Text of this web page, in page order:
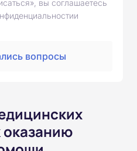
вы соглашаетесь
вопросы
оказанию